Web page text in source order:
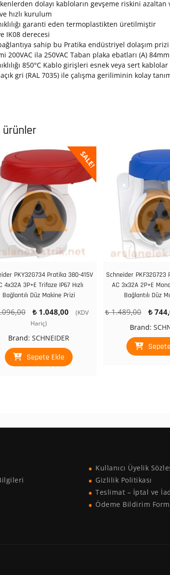
dolayı kabloların gevşeme riskini
hızlı kurulum
garanti eden termoplastikten üretilmiştir
IK08 derecesi
bağlantıya sahip bu Pratika endüstriyel dolaşım
200VAC ila 250VAC Taban plaka ebatları (A)
850°C Kablo girişleri esnek veya sert
gri (RAL 7035) ile çalışma geriliminin kolay
ürünler
SALE!
PKY32G734 Pratika 380-415V
4x32A 3P+E Trifaze IP67 Hızlı
Bağlantılı Düz Makine Prizi
Orijinal
fiyat:
₺ 2.096,00.
₺1.048,00
Şu
(KDV
Hariç)
Brand:SCHNEIDER
Sepete Ekle
Schneider PKF32G723
AC 3x32A 2P+E
Bağlantılı Düz
₺1.489,00
Orijinal
fiyat:
₺
₺
Brand:
Kullanıcı Üyelik
Gizlilik Politikası
Teslimat – İptal ve
Ödeme Bildirim